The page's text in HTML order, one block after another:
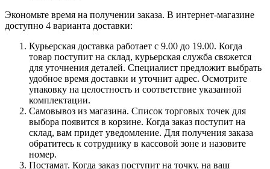
Экономьте время на получении заказа. В интернет-магазине
доступно 4 варианта доставки:
Курьерская доставка работает с 9.00 до 19.00. Когда
товар поступит на склад, курьерская служба свяжется
для уточнения деталей. Специалист предложит выбрать
удобное время доставки и уточнит адрес. Осмотрите
упаковку на целостность и соответствие указанной
комплектации.
Самовывоз из магазина. Список торговых точек для
выбора появится в корзине. Когда заказ поступит на
склад, вам придет уведомление. Для получения заказа
обратитесь к сотруднику в кассовой зоне и назовите
номер.
Постамат. Когда заказ поступит на точку, на ваш